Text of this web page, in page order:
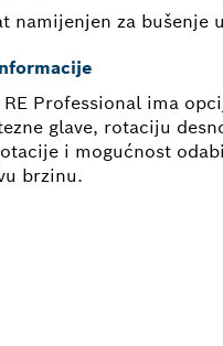
namijenjen za bušenje
RE Professional ima
glave, rotaciju
i mogućnost
brzinu.